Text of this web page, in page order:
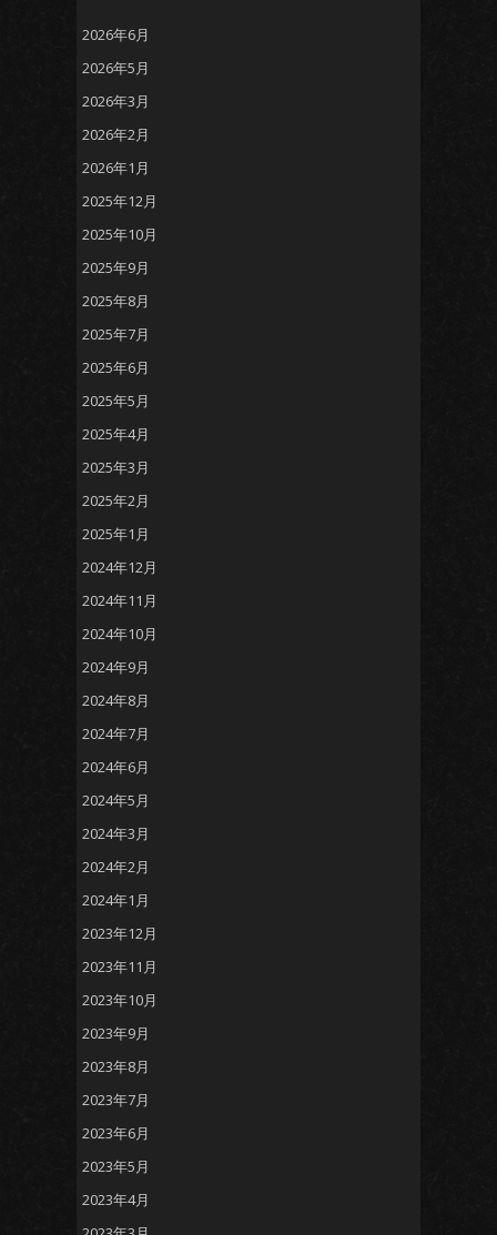
2026年6月
2026年5月
2026年3月
2026年2月
2026年1月
2025年12月
2025年10月
2025年9月
2025年8月
2025年7月
2025年6月
2025年5月
2025年4月
2025年3月
2025年2月
2025年1月
2024年12月
2024年11月
2024年10月
2024年9月
2024年8月
2024年7月
2024年6月
2024年5月
2024年3月
2024年2月
2024年1月
2023年12月
2023年11月
2023年10月
2023年9月
2023年8月
2023年7月
2023年6月
2023年5月
2023年4月